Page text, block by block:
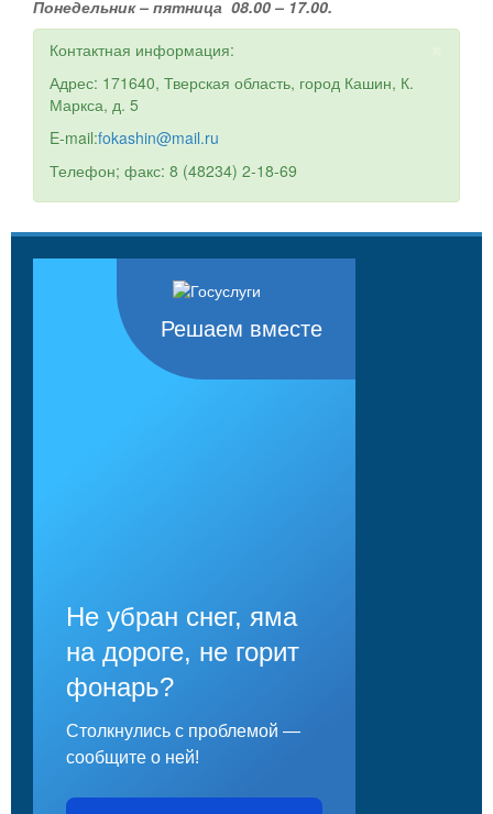
Понедельник – пятница 08.00 – 17.00.
Контактная информация:
Адрес: 171640, Тверская область, город Кашин, К.
Маркса, д. 5
E-mail:fokashin@mail.ru
Телефон; факс: 8 (48234) 2-18-69
Решаем вместе
Не убран снег, яма
на дороге, не горит
фонарь?
Столкнулись с проблемой —
сообщите о ней!